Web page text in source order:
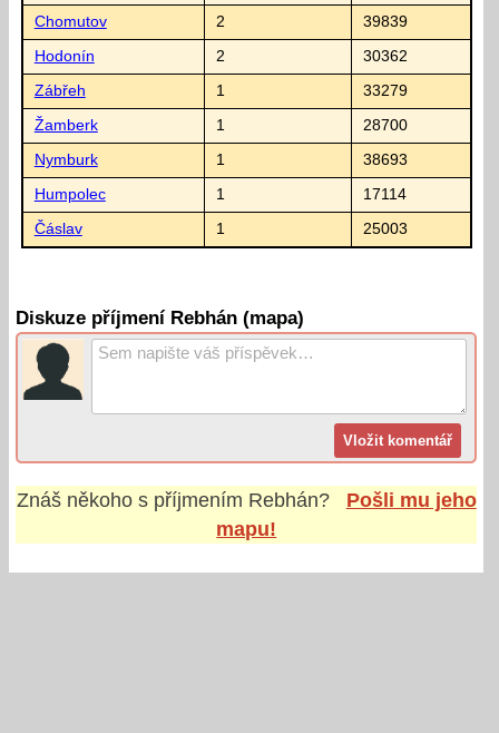
Chomutov 2 39839
Hodonín 2 30362
Zábřeh 1 33279
Žamberk 1 28700
Nymburk 1 38693
Humpolec 1 17114
Čáslav 1 25003
Diskuze příjmení Rebhán (mapa)
Znáš někoho s příjmením Rebhán?
Pošli mu jeho
mapu!